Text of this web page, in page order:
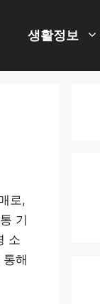
생활정보
로,
기
소
해